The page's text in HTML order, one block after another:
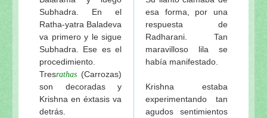
Subhadra. En el
Ratha-yatra Baladeva
va primero y le sigue
Subhadra. Ese es el
procedimiento.
Tresrathas (Carrozas)
son decoradas y
Krishna en éxtasis va
detrás.
esa forma, por una
respuesta de
Radharani. Tan
maravilloso lila se
había manifestado.
Krishna estaba
experimentando tan
agudos sentimientos